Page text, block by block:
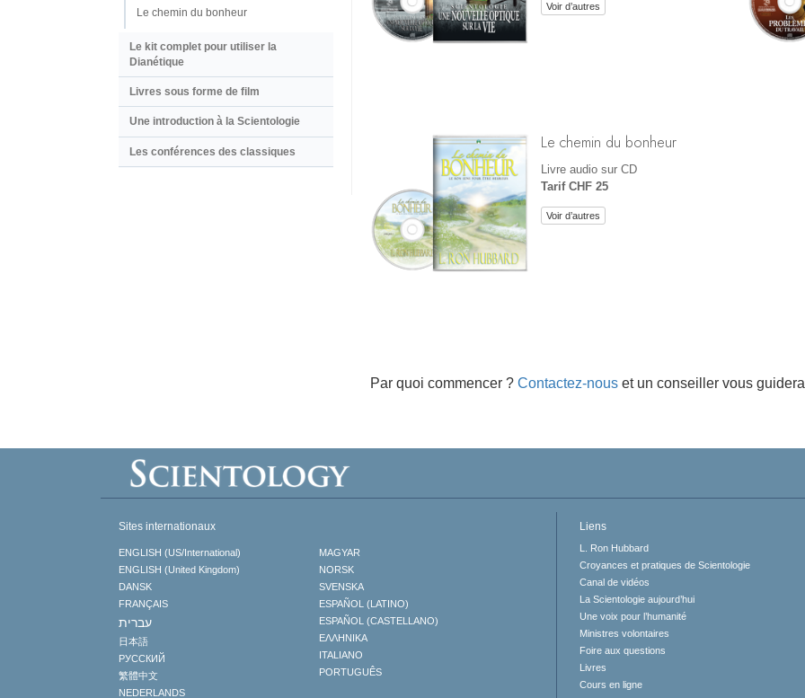
Voir d’autres
Le chemin du bonheur
Livre audio sur CD
Tarif CHF 25
Voir d’autres
Par quoi commencer ? Contactez-nous et un conseiller vous
Le chemin du bonheur
Le kit complet pour utiliser la
Dianétique
Livres sous forme de film
Une introduction à la Scientologie
Les conférences des classiques
Sites internationaux
ENGLISH (US/International)
ENGLISH (United Kingdom)
DANSK
FRANÇAIS
עברית
日本語
РУССКИЙ
繁體中文
NEDERLANDS
MAGYAR
NORSK
SVENSKA
ESPAÑOL (LATINO)
ESPAÑOL (CASTELLANO)
ΕΛΛΗΝΙΚA
ITALIANO
PORTUGUÊS
Liens
L. Ron Hubbard
Croyances et pratiques de Scientologie
Canal de vidéos
La Scientologie aujourd’hui
Une voix pour l’humanité
Ministres volontaires
Foire aux questions
Livres
Cours en ligne